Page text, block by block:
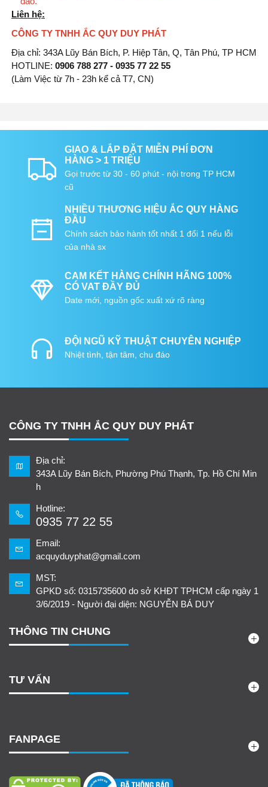
Liên hệ:
CÔNG TY TNHH ẮC QUY DUY PHÁT
Địa chỉ: 343A Lũy Bán Bích, P. Hiệp Tân, Q, Tân Phú, TP HCM
HOTLINE: 0906 788 277 - 0935 77 22 55
(Làm Việc từ 7h - 23h kể cả T7, CN)
GIAO & LẮP ĐẶT MIỄN PHÍ ĐƠN
HÀNG > 1 TRIỆU
Gọi trước từ 30 - 60 phút - nội trong TP HCM
cũ
NHIỀU THƯƠNG HIỆU ẮC QUY HÀNG
ĐẦU
Chính sách bảo hành tốt nhất 1 đổi 1 nếu lỗi
của nhà sx
CAM KẾT HÀNG CHÍNH HÃNG 100%
CÓ VAT ĐẦY ĐỦ
Date mới, nguồn gốc xuất xứ rõ ràng
ĐỘI NGŨ KỸ THUẬT CHUYÊN NGHIỆP
Nhiệt tình, tận tâm, chu đáo
CÔNG TY TNHH ẮC QUY DUY PHÁT
Địa chỉ:
343A Lũy Bán Bích, Phường Phú Thạnh, Tp. Hồ Chí Min
h
Hotline:
0935 77 22 55
Email:
acquyduyphat@gmail.com
MST:
GPKD số: 0315735600 do sở KHĐT TPHCM cấp ngày 1
3/6/2019 - Người đại diện: NGUYỄN BÁ DUY
THÔNG TIN CHUNG
TƯ VẤN
FANPAGE